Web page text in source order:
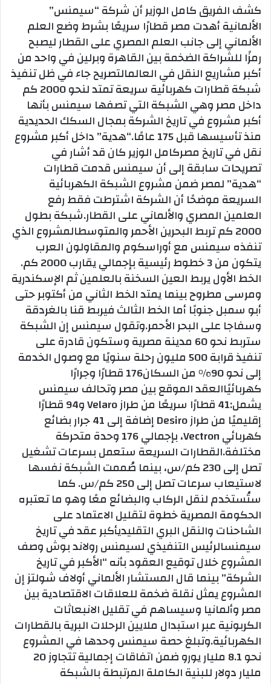
كشف الفريق كامل الوزير أن شركة “سيمنس”
الألمانية أهدت مصر قطارًا سريعًا بشرط وضع العلم
الألماني إلى جانب العلم المصري على القطار ليصبح
رمزًا للشراكة الضخمة بين القاهرة وبرلين في واحد من
أكبر مشاريع النقل في العالمالتصريح جاء في ظل تنفيذ
شبكة قطارات كهربائية سريعة تمتد لنحو 2000 كم
داخل مصر وهي الشبكة التي تصفها سيمنس بأنها
أكبر مشروع في تاريخ الشركة بمجال السكك الحديدية
منذ تأسيسها قبل 175 عامًا.“هدية” داخل أكبر مشروع
نقل في تاريخ مصركامل الوزير كان قد أشار في
تصريحات سابقة إلى أن سيمنس قدمت قطارات
“هدية” لمصر ضمن مشروع الشبكة الكهربائية
السريعة موضحًا أن الشركة اشترطت فقط رفع
العلمين المصري والألماني على القطار.شبكة بطول
2000 كم تربط البحرين الأحمر والمتوسطالمشروع الذي
تنفذه سيمنس مع أوراسكوم والمقاولون العرب
يتكون من 3 خطوط رئيسية بإجمالي يقارب 2000 كم.
الخط الأول يربط العين السخنة بالعلمين ثم الإسكندرية
ومرسى مطروح بينما يمتد الخط الثاني من أكتوبر حتى
أبو سمبل جنوبًا أما الخط الثالث فيربط قنا بالغردقة
وسفاجا على البحر الأحمر.وتقول سيمنس إن الشبكة
ستربط نحو 60 مدينة مصرية وستكون قادرة على
تنفيذ قرابة 500 مليون رحلة سنويًا مع وصول الخدمة
إلى نحو 90% من السكان176 قطارًا وجرارًا
كهربائيًاالعقد الموقع بين مصر وتحالف سيمنس
يشمل:41 قطارًا سريعًا من طراز Velaro و94 قطارًا
إقليميًا من طراز Desiro إضافة إلى 41 جرار بضائع
كهربائي Vectron، بإجمالي 176 وحدة متحركة
مختلفة.القطارات السريعة ستعمل بسرعات تشغيل
تصل إلى 230 كم/س، بينما صُممت الشبكة نفسها
لاستيعاب سرعات تصل إلى 250 كم/س. كما
ستُستخدم لنقل الركاب والبضائع معًا وهو ما تعتبره
الحكومة المصرية خطوة لتقليل الاعتماد على
الشاحنات والنقل البري التقليديأكبر عقد في تاريخ
سيمنسالرئيس التنفيذي لسيمنس رولاند بوش وصف
المشروع خلال توقيع العقود بأنه “الأكبر في تاريخ
الشركة” بينما قال المستشار الألماني أولاف شولتز إن
المشروع يمثل نقلة ضخمة للعلاقات الاقتصادية بين
مصر وألمانيا وسيساهم في تقليل الانبعاثات
الكربونية عبر استبدال ملايين الرحلات البرية بالقطارات
الكهربائية.وتبلغ حصة سيمنس وحدها في المشروع
نحو 8.1 مليار يورو ضمن اتفاقات إجمالية تتجاوز 20
مليار دولار للبنية الكاملة المرتبطة بالشبكة